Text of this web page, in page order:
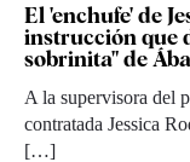
El 'enchufe' de
instrucción que
sobrinita" de
A la supervisora del
contratada Jessica
[…]